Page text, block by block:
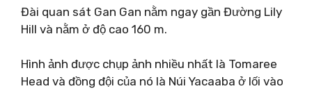
Đài quan sát Gan Gan nằm ngay gần Đường Lily
Hill và nằm ở độ cao 160 m.
Hình ảnh được chụp ảnh nhiều nhất là Tomaree
Head và đồng đội của nó là Núi Yacaaba ở lối vào